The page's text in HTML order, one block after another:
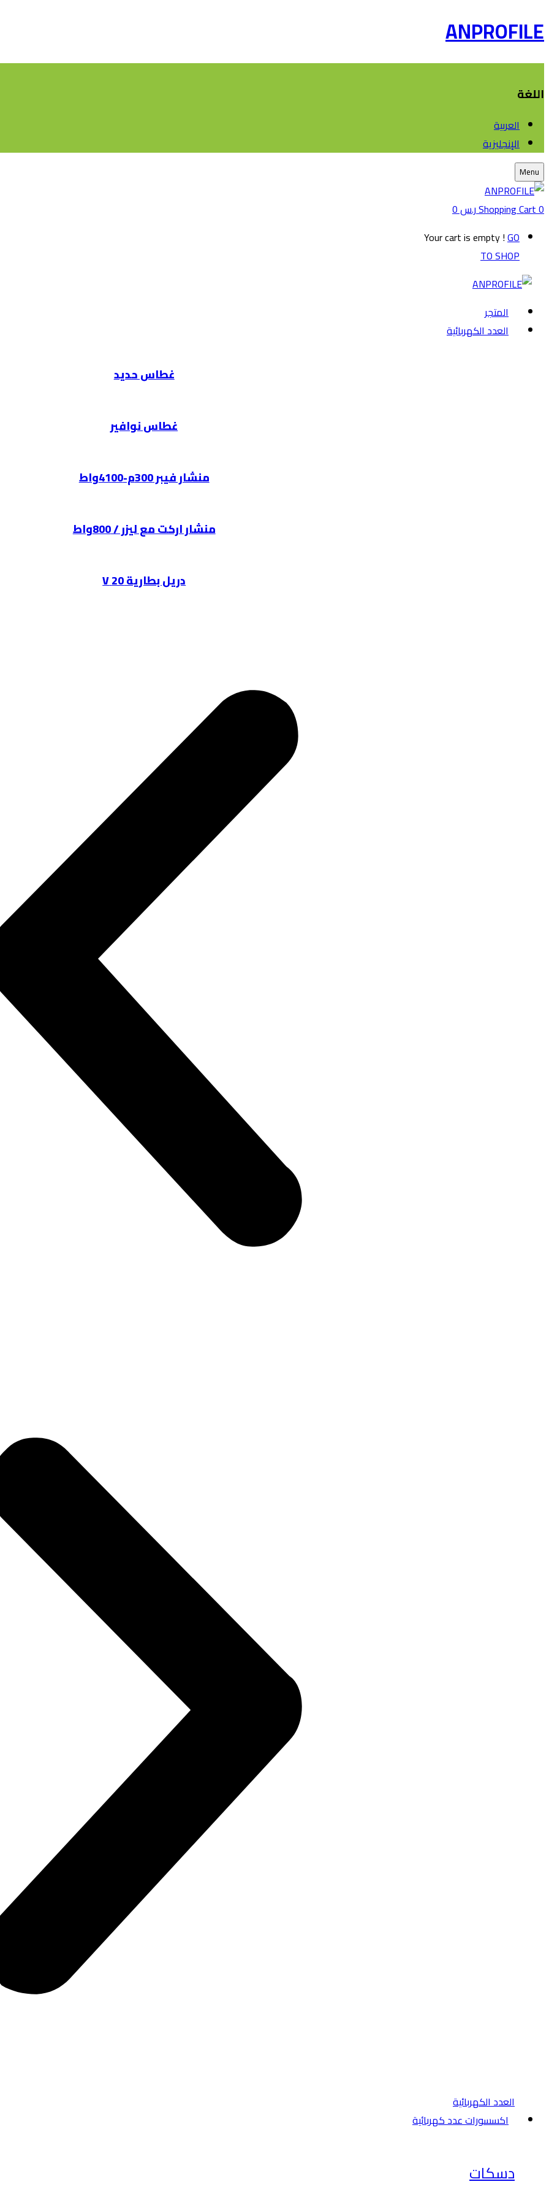
ANPROFILE
اللغة
العربية
الإنجليزية
Menu
0
Shopping Cartر.س0
Your cart is empty !GO
TO SHOP
المتجر
العدد الكهربائية
غطاس حديد
غطاس نوافير
منشار فيبر 300م-4100واط
منشار اركت مع ليزر / 800واط
دريل بطارية 20 V
العدد الكهربائية
اكسسورات عدد كهربائية
دسكات